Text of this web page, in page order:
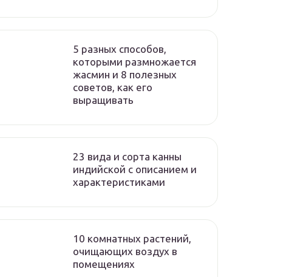
5 разных способов,
которыми размножается
жасмин и 8 полезных
советов, как его
выращивать
23 вида и сорта канны
индийской с описанием и
характеристиками
10 комнатных растений,
очищающих воздух в
помещениях